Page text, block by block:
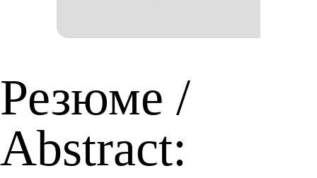
Резюме /
Abstract: